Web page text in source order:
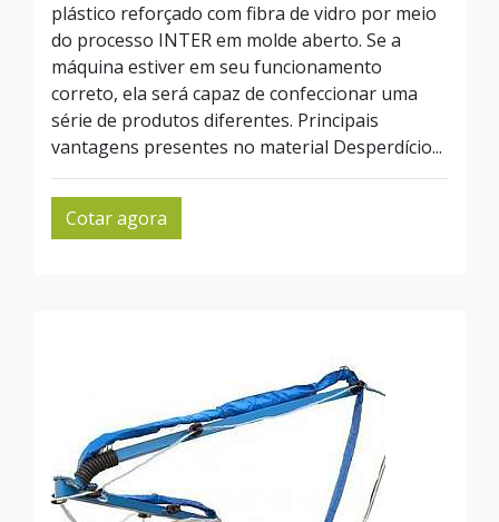
plástico reforçado com fibra de vidro por meio
do processo INTER em molde aberto. Se a
máquina estiver em seu funcionamento
correto, ela será capaz de confeccionar uma
série de produtos diferentes. Principais
vantagens presentes no material Desperdício...
Cotar agora